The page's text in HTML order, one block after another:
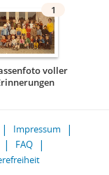
1
voller
Impressum
FAQ